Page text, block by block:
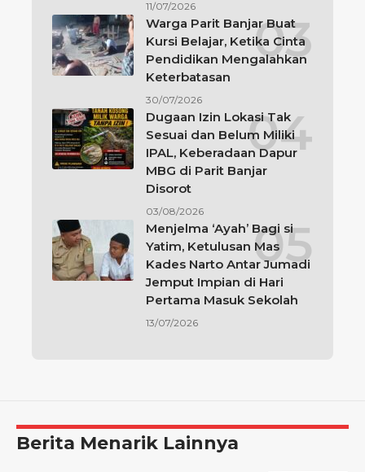
11/07/2026
Warga Parit Banjar Buat
Kursi Belajar, Ketika Cinta
Pendidikan Mengalahkan
Keterbatasan
30/07/2026
Dugaan Izin Lokasi Tak
Sesuai dan Belum Miliki
IPAL, Keberadaan Dapur
MBG di Parit Banjar
Disorot
03/08/2026
Menjelma ‘Ayah’ Bagi si
Yatim, Ketulusan Mas
Kades Narto Antar Jumadi
Jemput Impian di Hari
Pertama Masuk Sekolah
13/07/2026
Berita Menarik Lainnya